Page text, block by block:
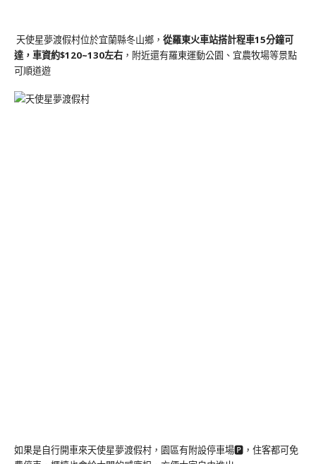
天使星夢渡假村位於宜蘭縣冬山鄉， 從羅東火車站搭計程車15分鐘可
達，車資約$120~130左右 ，附近還有羅東運動公園、宜農牧場等景點
可順道遊
如果是自行開車來天使星夢渡假村，園區有附設停車場🅿️，住客都可免